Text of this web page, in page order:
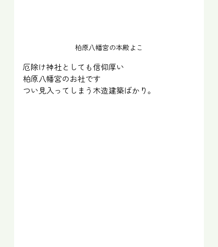
柏原八幡宮の本殿よこ
厄除け神社としても信仰厚い
柏原八幡宮のお社です
つい見入ってしまう木造建築ばかり。